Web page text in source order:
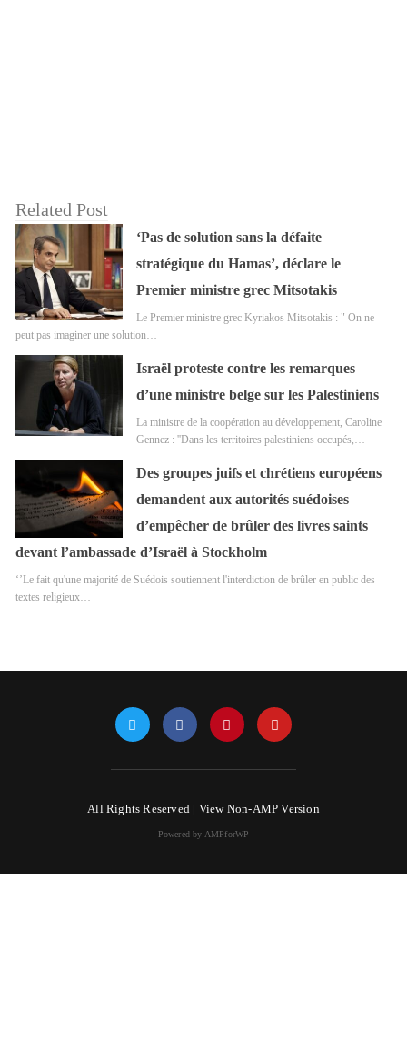
Related Post
‘Pas de solution sans la défaite
stratégique du Hamas’, déclare le
Premier ministre grec Mitsotakis
Le Premier ministre grec Kyriakos Mitsotakis : " On ne
peut pas imaginer une solution…
Israël proteste contre les remarques
d’une ministre belge sur les Palestiniens
La ministre de la coopération au développement, Caroline
Gennez : ''Dans les territoires palestiniens occupés,…
Des groupes juifs et chrétiens européens
demandent aux autorités suédoises
d’empêcher de brûler des livres saints
devant l’ambassade d’Israël à Stockholm
‘’Le fait qu'une majorité de Suédois soutiennent l'interdiction de brûler en public des
textes religieux…
All Rights Reserved | View Non-AMP Version
Powered by AMPforWP